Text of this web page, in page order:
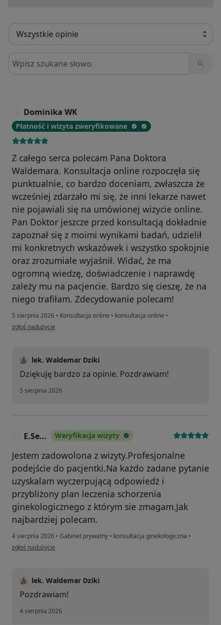
Szukaj w opiniach
Dominika WK
Płatność i wizyta zweryfikowane
Z całego serca polecam Pana Doktora
Waldemara. Konsultacja online rozpoczęła się
punktualnie, co bardzo doceniam, zwłaszcza że
wcześniej zdarzało mi się, że inni lekarze nawet
nie pojawiali się na umówionej wizycie online.
Pan Doktor jeszcze przed konsultacją dokładnie
zapoznał się z moimi wynikami badań, udzielił
mi konkretnych wskazówek i wszystko spokojnie
oraz zrozumiale wyjaśnił. Widać, że ma
ogromną wiedzę, doświadczenie i naprawdę
zależy mu na pacjencie. Bardzo się cieszę, że na
niego trafiłam. Zdecydowanie polecam!
5 sierpnia 2026 • Konsultacja online • konsultacja online •
w opinii użytkownika Dominika WK
zgłoś nadużycie
lek. Waldemar Dziki
Dziękuję bardzo za opinie. Pozdrawiam!
5 sierpnia 2026
E.Se... Weryfikacja wizyty
Jestem zadowolona z wizyty.Profesjonalne
podejście do pacjentki.Na każdo zadane pytanie
uzyskalam wyczerpującą odpowiedż i
przybliżony plan leczenia schorzenia
ginekologicznego z którym sie zmagam.Jak
najbardziej polecam.
4 sierpnia 2026 • Gabinet prywatny • konsultacja ginekologiczna •
w opinii użytkownika E.Se...
zgłoś nadużycie
lek. Waldemar Dziki
Pozdrawiam!
4 sierpnia 2026